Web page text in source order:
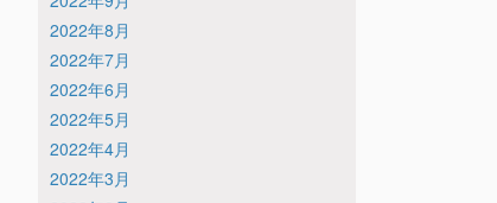
2022年8月
2022年7月
2022年6月
2022年5月
2022年4月
2022年3月